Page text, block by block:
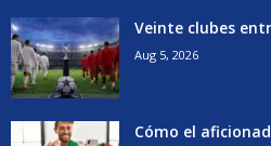
Veinte clubes
Aug 5, 2026
Cómo el